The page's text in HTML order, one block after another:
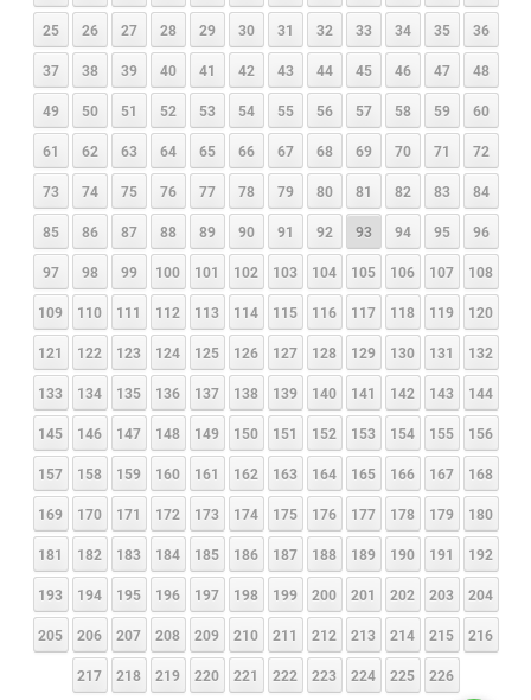
25 26 27 28 29 30 31 32 33 34 35 36
37 38 39 40 41 42 43 44 45 46 47 48
49 50 51 52 53 54 55 56 57 58 59 60
61 62 63 64 65 66 67 68 69 70 71 72
73 74 75 76 77 78 79 80 81 82 83 84
85 86 87 88 89 90 91 92 93 94 95 96
97 98 99 100 101 102 103 104 105 106 107 108
109 110 111 112 113 114 115 116 117 118 119 120
121 122 123 124 125 126 127 128 129 130 131 132
133 134 135 136 137 138 139 140 141 142 143 144
145 146 147 148 149 150 151 152 153 154 155 156
157 158 159 160 161 162 163 164 165 166 167 168
169 170 171 172 173 174 175 176 177 178 179 180
181 182 183 184 185 186 187 188 189 190 191 192
193 194 195 196 197 198 199 200 201 202 203 204
205 206 207 208 209 210 211 212 213 214 215 216
217 218 219 220 221 222 223 224 225 226